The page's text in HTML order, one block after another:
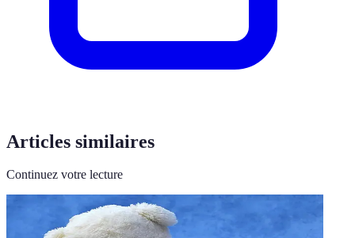
Articles similaires
Continuez votre lecture